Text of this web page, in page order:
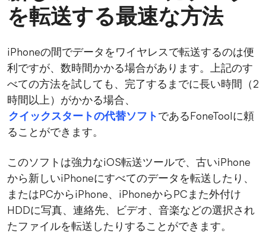
を転送する最速な方法
iPhoneの間でデータをワイヤレスで転送するのは便
利ですが、数時間かかる場合があります。上記のす
べての方法を試しても、完了するまでに長い時間（2
時間以上）がかかる場合、
クイックスタートの代替ソフト であるFoneToolに頼
ることができます。
このソフトは強力なiOS転送ツールで、古いiPhone
から新しいiPhoneにすべてのデータを転送したり、
またはPCからiPhone、iPhoneからPCまた外付け
HDDに写真、連絡先、ビデオ、音楽などの選択され
たファイルを転送したりすることができます。